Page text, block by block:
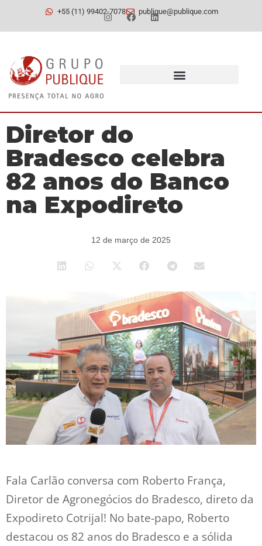
+55 (11) 99402-7078 publique@publique.com
Diretor do
Bradesco celebra
82 anos do Banco
na Expodireto
12 de março de 2025
Fala Carlão conversa com Roberto França,
Diretor de Agronegócios do Bradesco, direto da
Expodireto Cotrijal! No bate-papo, Roberto
destacou os 82 anos do Bradesco e a sólida